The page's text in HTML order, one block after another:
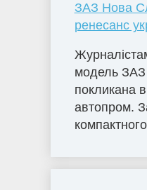
ЗАЗ Нова
ренесанс
модель
покликана
автопром.